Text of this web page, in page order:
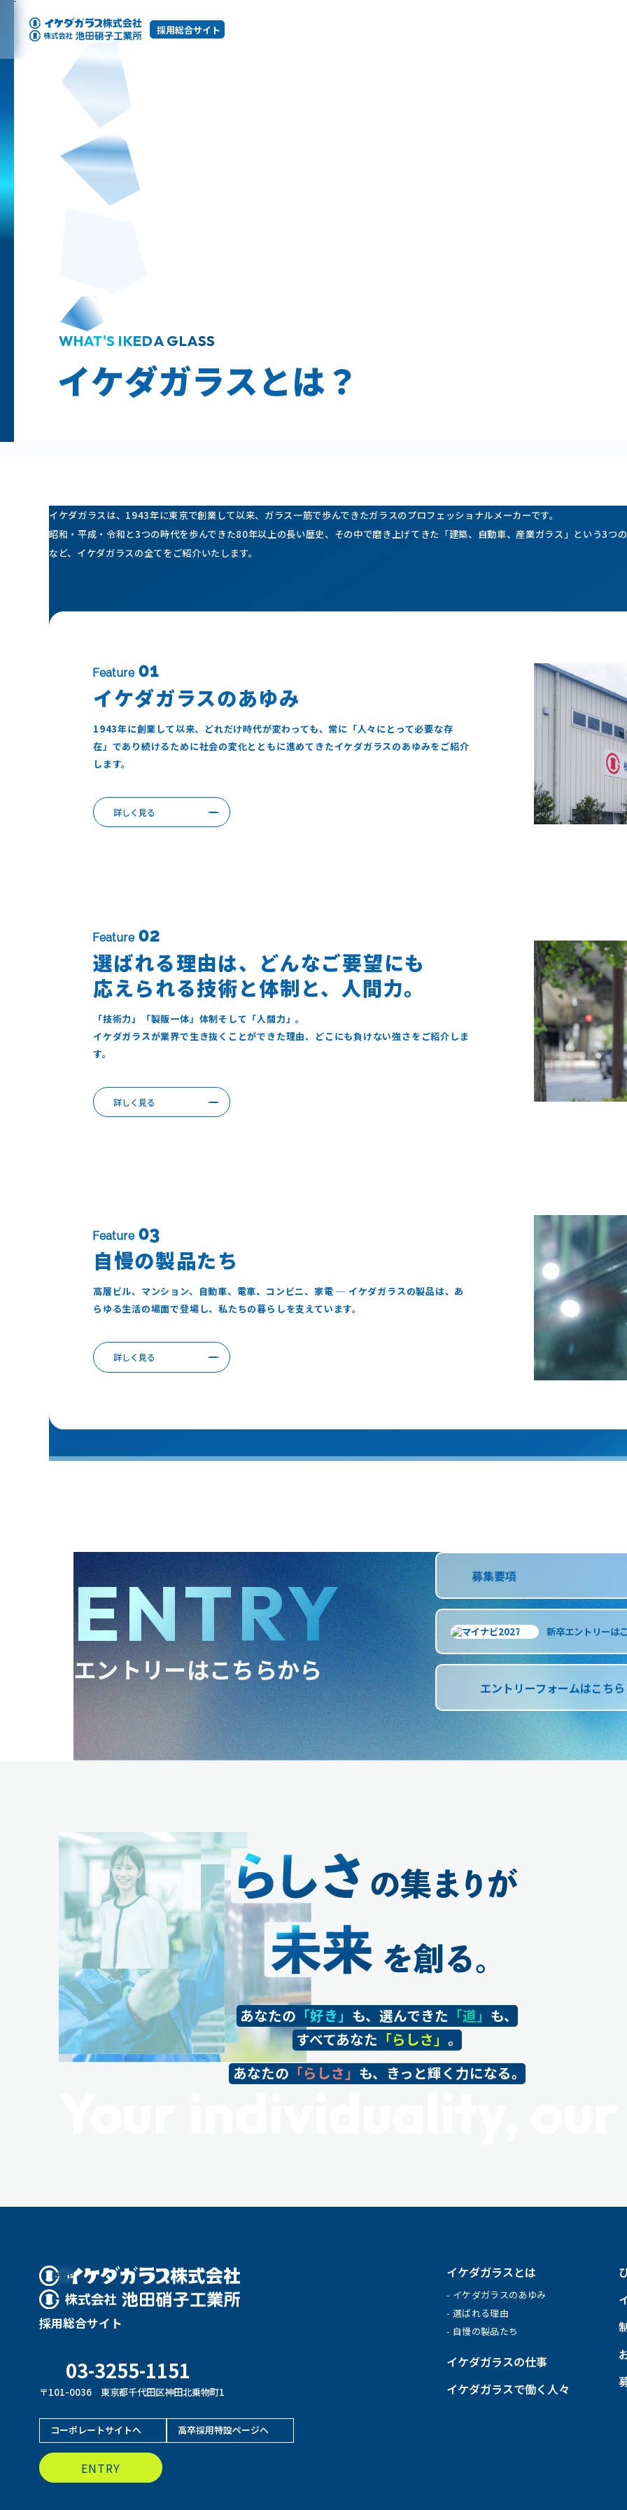
採用総合サイト
イケダガラスとは
自慢の製品たち
イケダガラスの仕事
イケダガラスで働く人々
WHAT'S IKEDA GLASS
イケダガラスとは？
イケダガラスは、1943年に東京で創業して以来、ガラス一筋で歩んできたガラスのプロフェッショナルメーカーです。
昭和・平成・令和と3つの時代を歩んできた80年以上の長い歴史、その中で磨き上げてきた「建築、自動車、産業ガラス」という3つ
など、イケダガラスの全てをご紹介いたします。
Feature 01
イケダガラスのあゆみ
1943年に創業して以来、どれだけ時代が変わっても、常に「人々にとって必要な存
在」であり続けるために社会の変化とともに進めてきたイケダガラスのあゆみをご紹介
します。
詳しく見る
Feature 02
選ばれる理由は、どんなご要望にも
応えられる技術と体制と、人間力。
「技術力」「製販一体」体制そして「人間力」。
イケダガラスが業界で生き抜くことができた理由、どこにも負けない強さをご紹介しま
す。
詳しく見る
Feature 03
自慢の製品たち
高層ビル、マンション、自動車、電車、コンビニ、家電 ─ イケダガラスの製品は、あ
らゆる生活の場面で登場し、私たちの暮らしを支えています。
詳しく見る
ENTRY
エントリーはこちらから
募集要項
新卒エントリーは
エントリーフォームはこちら
あなたの 「好き」 も、選んできた 「道」 も、
すべてあなた 「らしさ」。
あなたの 「らしさ」 も、きっと輝く力になる。
TOP
採用総合サイト
03-3255-1151
〒101-0036 東京都千代田区神田北乗物町1
イケダガラスとは
イケダガラスのあゆみ
選ばれる理由
自慢の製品たち
イケダガラスの仕事
イケダガラスで働く人々
コーポレートサイトへ 高卒採用特設ページへ
ENTRY